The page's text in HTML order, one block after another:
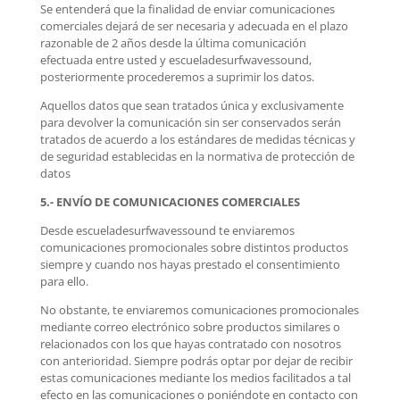
Se entenderá que la finalidad de enviar comunicaciones
comerciales dejará de ser necesaria y adecuada en el plazo
razonable de 2 años desde la última comunicación
efectuada entre usted y escueladesurfwavessound,
posteriormente procederemos a suprimir los datos.
Aquellos datos que sean tratados única y exclusivamente
para devolver la comunicación sin ser conservados serán
tratados de acuerdo a los estándares de medidas técnicas y
de seguridad establecidas en la normativa de protección de
datos
5.- ENVÍO DE COMUNICACIONES COMERCIALES
Desde escueladesurfwavessound te enviaremos
comunicaciones promocionales sobre distintos productos
siempre y cuando nos hayas prestado el consentimiento
para ello.
No obstante, te enviaremos comunicaciones promocionales
mediante correo electrónico sobre productos similares o
relacionados con los que hayas contratado con nosotros
con anterioridad. Siempre podrás optar por dejar de recibir
estas comunicaciones mediante los medios facilitados a tal
efecto en las comunicaciones o poniéndote en contacto con